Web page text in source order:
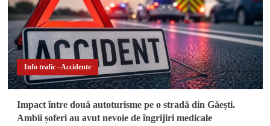
A,
la
Dragomirești.
O
autoutilitară
a
lovit
două
iar
o
Info trafic - Accidente
Impact între două autoturisme pe o stradă din Găești.
Ambii șoferi au avut nevoie de îngrijiri medicale